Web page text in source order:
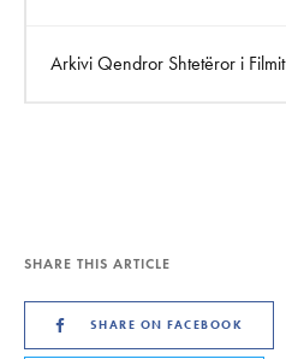
Arkivi Qendror Shtetëror i Filmit
SHARE THIS ARTICLE
SHARE ON FACEBOOK